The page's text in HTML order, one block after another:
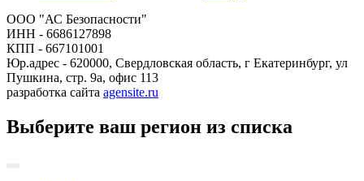
ООО "АС Безопасности"
ИНН - 6686127898
КПП - 667101001
Юр.адрес - 620000, Свердловская область, г Екатеринбург, ул
Пушкина, стр. 9а, офис 113
разработка сайта agensite.ru
Выберите ваш регион из списка